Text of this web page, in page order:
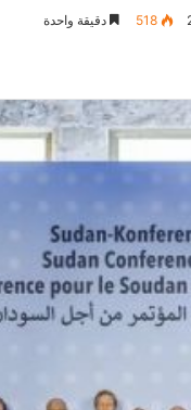
518 دقيقة واحدة